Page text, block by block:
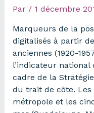
Par / 1 décembre
Marqueurs de la
digitalisés à partir
anciennes (1920-
l’indicateur national
cadre de la
du trait de côte.
métropole et les